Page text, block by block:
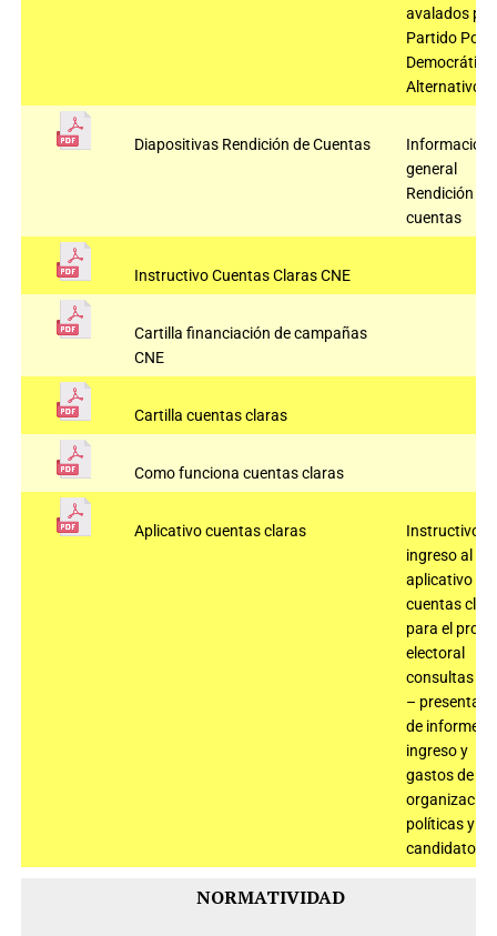
avalados por
Partido Polo
Democrático
Alternativo
Diapositivas Rendición de Cuentas
Información
general
Rendición de
cuentas
Instructivo Cuentas Claras CNE
Cartilla financiación de campañas
CNE
Cartilla cuentas claras
Como funciona cuentas claras
Aplicativo cuentas claras
Instructivo
ingreso al
aplicativo
cuentas
para el
electoral
consultas
–
de informe
ingreso y
gastos de
políticas y
candidatos
NORMATIVIDAD